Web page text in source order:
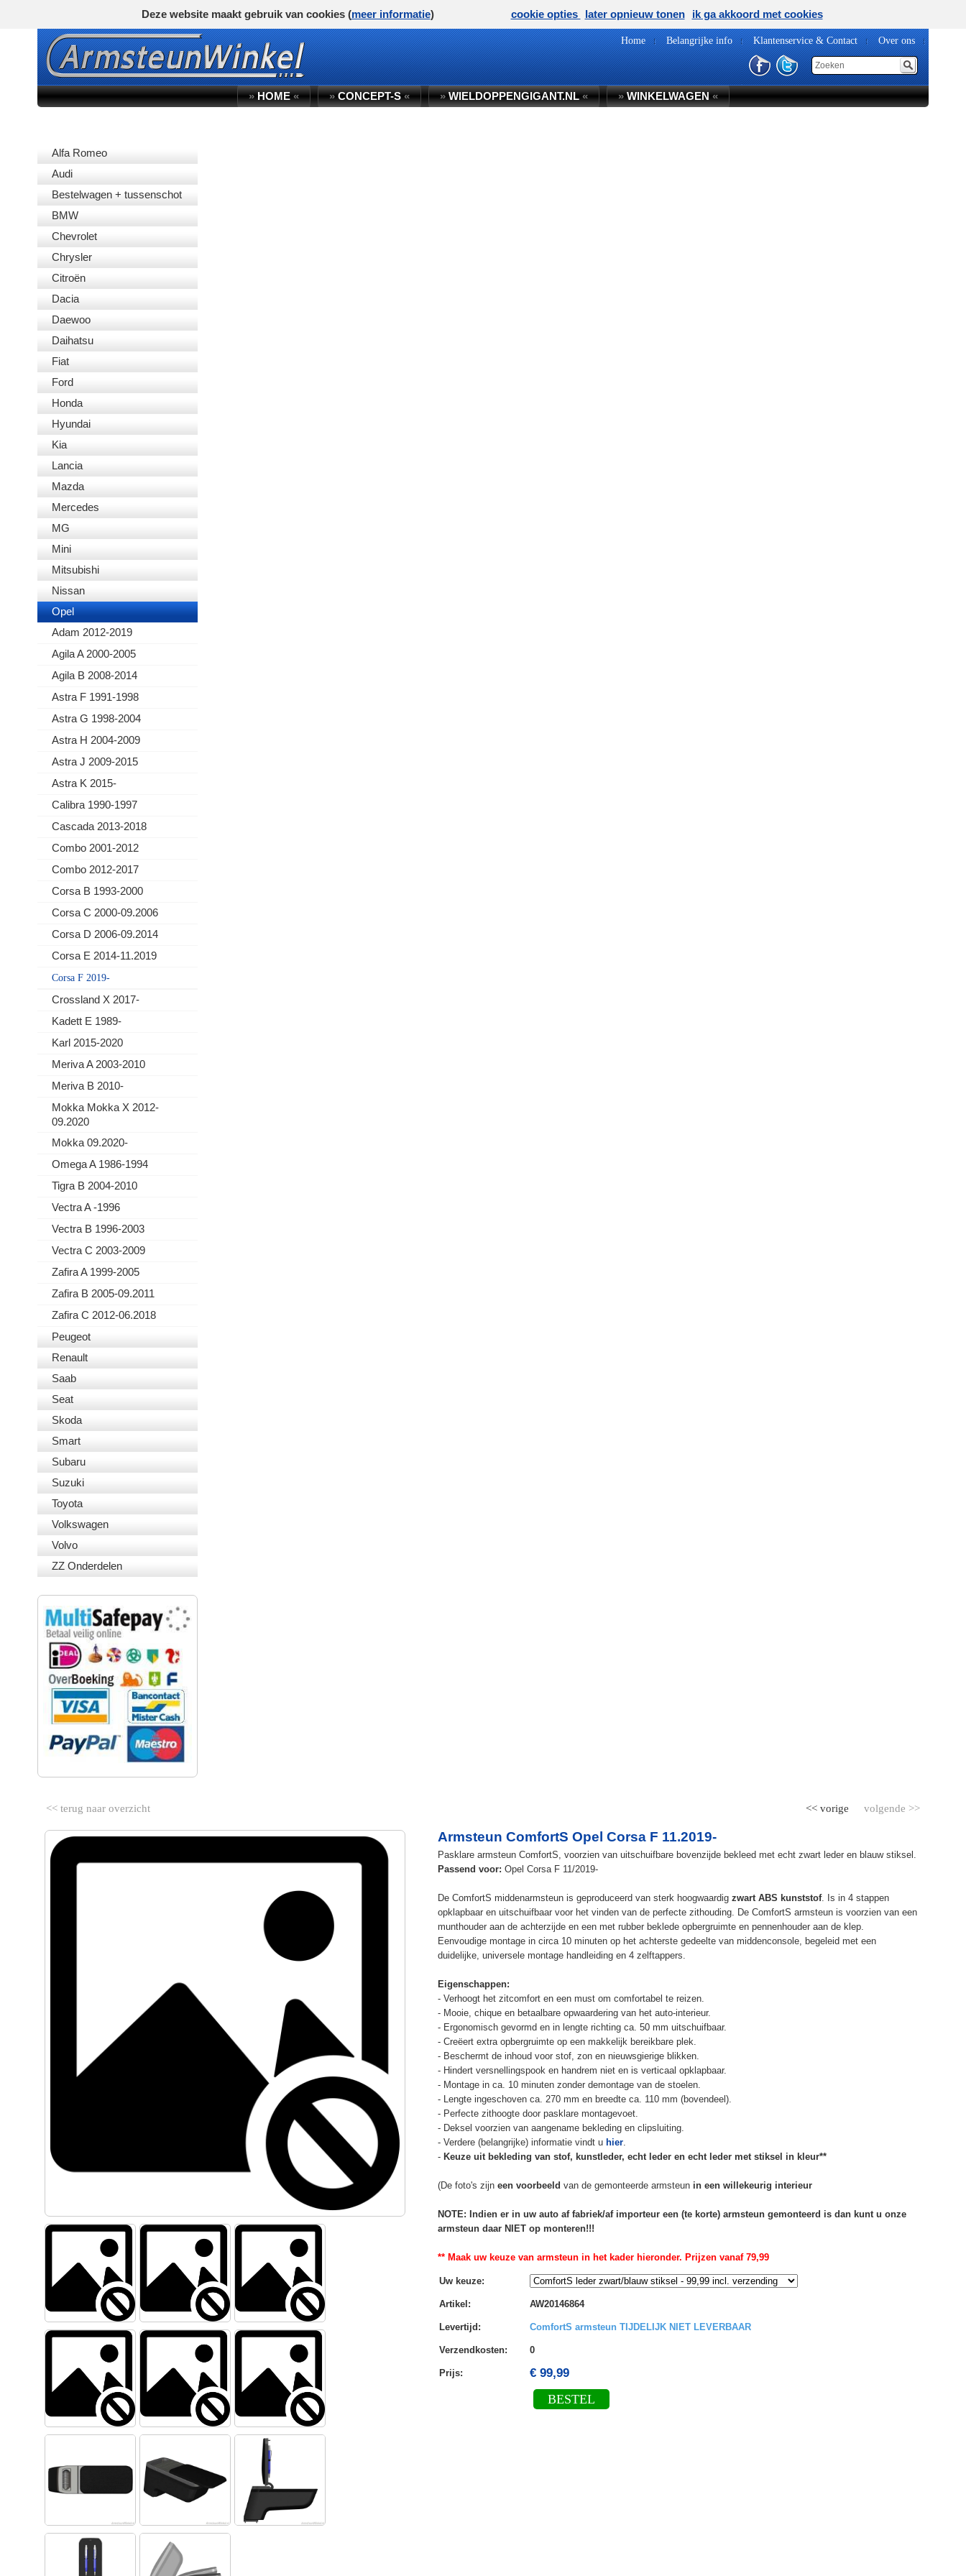
Home Belangrijke info Klantenservice & Contact Over ons
»HOME« »CONCEPT-S« »WIELDOPPENGIGANT.NL« »WINKELWAGEN«
Alfa Romeo
Audi
Bestelwagen + tussenschot
BMW
Chevrolet
Chrysler
Citroën
Dacia
Daewoo
Daihatsu
Fiat
Ford
Honda
Hyundai
Kia
Lancia
Mazda
Mercedes
MG
Mini
Mitsubishi
Nissan
Opel
Adam 2012-2019
Agila A 2000-2005
Agila B 2008-2014
Astra F 1991-1998
Astra G 1998-2004
Astra H 2004-2009
Astra J 2009-2015
Astra K 2015-
Calibra 1990-1997
Cascada 2013-2018
Combo 2001-2012
Combo 2012-2017
Corsa B 1993-2000
Corsa C 2000-09.2006
Corsa D 2006-09.2014
Corsa E 2014-11.2019
Corsa F 2019-
Crossland X 2017-
Kadett E 1989-
Karl 2015-2020
Meriva A 2003-2010
Meriva B 2010-
Mokka Mokka X 2012-
09.2020
Mokka 09.2020-
Omega A 1986-1994
Tigra B 2004-2010
Vectra A -1996
Vectra B 1996-2003
Vectra C 2003-2009
Zafira A 1999-2005
Zafira B 2005-09.2011
Zafira C 2012-06.2018
Peugeot
Renault
Saab
Seat
Skoda
Smart
Subaru
Suzuki
Toyota
Volkswagen
Volvo
ZZ Onderdelen
<< terug naar overzicht volgende >>
<< vorige
Armsteun ComfortS Opel Corsa F 11.2019-
Pasklare armsteun ComfortS, voorzien van uitschuifbare bovenzijde bekleed met echt zwart leder en blauw stiksel.
Passend voor: Opel Corsa F 11/2019-
De ComfortS middenarmsteun is geproduceerd van sterk hoogwaardig zwart ABS kunststof. Is in 4 stappen
opklapbaar en uitschuifbaar voor het vinden van de perfecte zithouding. De ComfortS armsteun is voorzien van een
munthouder aan de achterzijde en een met rubber beklede opbergruimte en pennenhouder aan de klep.
Eenvoudige montage in circa 10 minuten op het achterste gedeelte van middenconsole, begeleid met een
duidelijke, universele montage handleiding en 4 zelftappers.
Eigenschappen:
- Verhoogt het zitcomfort en een must om comfortabel te reizen.
- Mooie, chique en betaalbare opwaardering van het auto-interieur.
- Ergonomisch gevormd en in lengte richting ca. 50 mm uitschuifbaar.
- Creëert extra opbergruimte op een makkelijk bereikbare plek.
- Beschermt de inhoud voor stof, zon en nieuwsgierige blikken.
- Hindert versnellingspook en handrem niet en is verticaal opklapbaar.
- Montage in ca. 10 minuten zonder demontage van de stoelen.
- Lengte ingeschoven ca. 270 mm en breedte ca. 110 mm (bovendeel).
- Perfecte zithoogte door pasklare montagevoet.
- Deksel voorzien van aangename bekleding en clipsluiting.
- Verdere (belangrijke) informatie vindt u hier.
- Keuze uit bekleding van stof, kunstleder, echt leder en echt leder met stiksel in kleur**
(De foto's zijn een voorbeeld van de gemonteerde armsteun in een willekeurig interieur
NOTE: Indien er in uw auto af fabriek/af importeur een (te korte) armsteun gemonteerd is dan kunt u onze
armsteun daar NIET op monteren!!!
** Maak uw keuze van armsteun in het kader hieronder. Prijzen vanaf 79,99
Uw keuze:
Artikel : AW20146864
Levertijd : ComfortS armsteun TIJDELIJK NIET LEVERBAAR
Verzendkosten: 0
Prijs: € 99,99
BESTEL
Deze website maakt gebruik van cookies (meer informatie) cookie opties later opnieuw tonen ik ga akkoord met cookies